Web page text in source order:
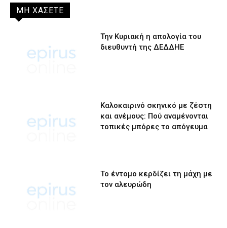
ΜΗ ΧΑΣΕΤΕ
Την Κυριακή η απολογία του
διευθυντή της ΔΕΔΔΗΕ
Καλοκαιρινό σκηνικό με ζέστη
και ανέμους: Πού αναμένονται
τοπικές μπόρες το απόγευμα
Το έντομο κερδίζει τη μάχη με
τον αλευρώδη